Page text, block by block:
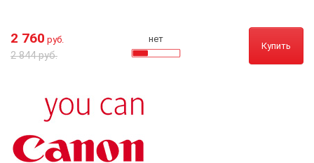
2 760 руб.
2 844 руб.
нет
Купить